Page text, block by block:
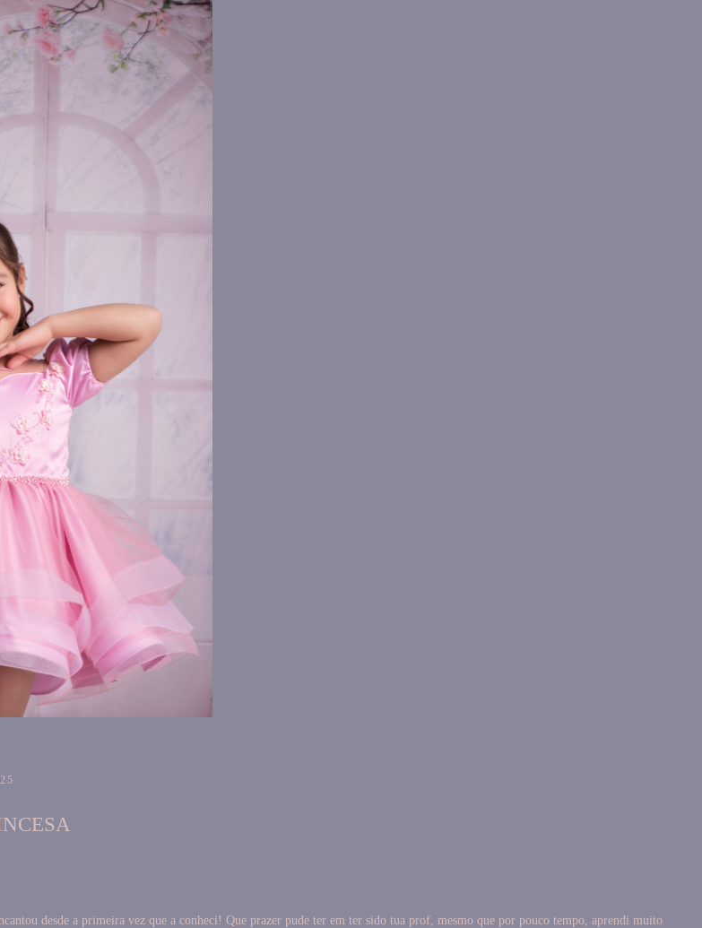
desde a primeira vez que a conheci! Que prazer pude ter em ter sido tua prof, mesmo que por pouco tempo, aprendi muito